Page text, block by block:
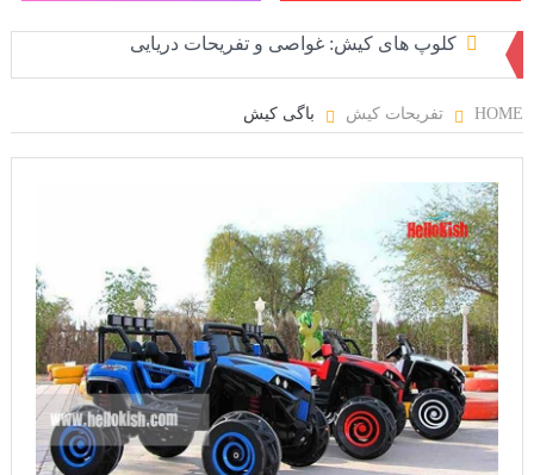
غواصی در کیش
پارک دلفین کیش و باغ پرندگان
شاتل سواری
اجاره موتور در کیش
پاراسل کیش
جت اسکی
سامانه پاسخگویی به شکایات مردمی جزیره کیش
کلوپ های کیش: غواصی و تفریحات دریایی
HOME تفریحات کیش باگی کیش